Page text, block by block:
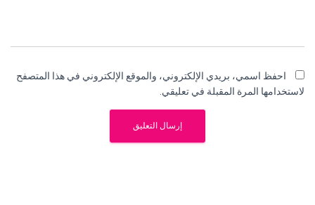
احفظ اسمي، بريدي الإلكتروني، والموقع الإلكتروني في هذا المتصفح
لاستخدامها المرة المقبلة في تعليقي.